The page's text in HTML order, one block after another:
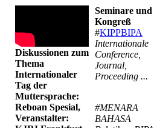
Diskussionen zum
Thema
Internationaler
Tag der
Muttersprache:
Reboan Spesial,
Veranstalter:
Seminare und
Kongreß
#KIPPBIPA
Internationale
Conference,
Journal,
Proceeding ...
#MENARA
BAHASA